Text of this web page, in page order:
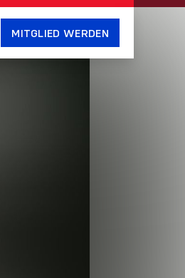
MITGLIED WERDEN